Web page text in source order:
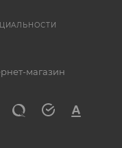
магазин